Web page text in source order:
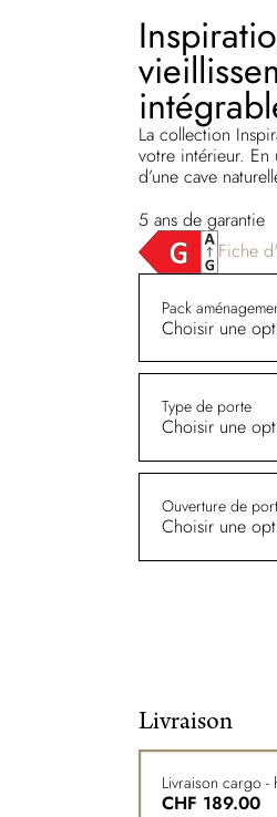
La collection
votre intérieur. En
d’une cave
5 ans de garantie
Fiche
Pack
Choisir une
Type de porte
Choisir une
Ouverture de
Choisir une
Livraison
Livraison cargo -
CHF 189.00